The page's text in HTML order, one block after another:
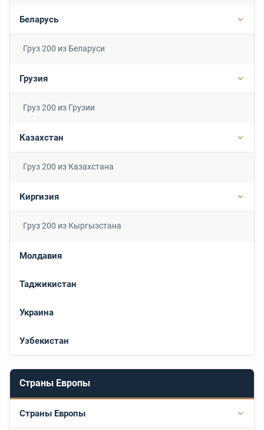
Беларусь
Груз 200 из Беларуси
Грузия
Груз 200 из Грузии
Казахстан
Груз 200 из Казахстана
Киргизия
Груз 200 из Кыргызстана
Молдавия
Таджикистан
Украина
Узбекистан
Страны Европы
Страны Европы